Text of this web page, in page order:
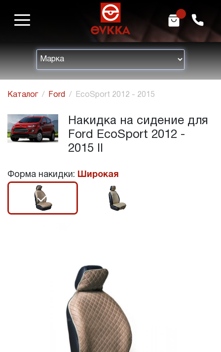
h m
Каталог Ford EcoSport 2012 - 2015
Накидка на сидение для
Ford EcoSport 2012 -
2015 II
Форма накидки: Широкая
r